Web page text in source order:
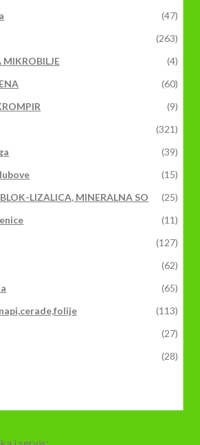
(47)
(263)
MIKROBILJE
(4)
(60)
(9)
(321)
(39)
(15)
LIZALICA, MINERALNA SO
(25)
(11)
(127)
(62)
(65)
(113)
(27)
(28)